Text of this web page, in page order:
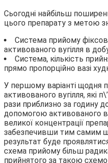
Сьогодні найбільш
цього препарату з метою
Система прийому
активованого вугілля в
Система, кількість
прямо пропорційно вазі
У першому варіанті щодня
активованого вугілля, які
рази приблизно за годину
допомогою активованого
великої концентрації
забезпечивши тим самим
результат буде
схема прийому більш
прийнятого за такою